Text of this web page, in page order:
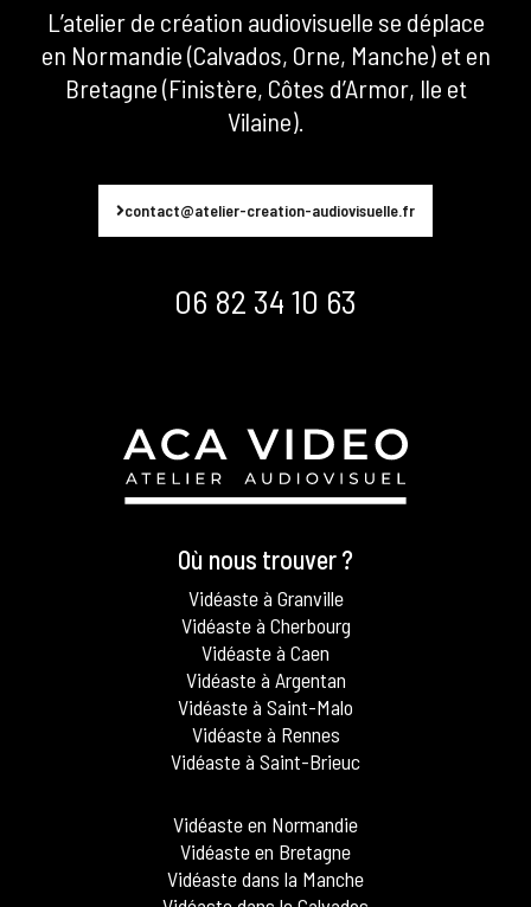
L’atelier de création audiovisuelle se déplace
en Normandie (Calvados, Orne, Manche) et en
Bretagne (Finistère, Côtes d’Armor, Ile et
Vilaine).
contact@atelier-creation-audiovisuelle.fr
06 82 34 10 63
Où nous trouver ?
Vidéaste à Granville
Vidéaste à Cherbourg
Vidéaste à Caen
Vidéaste à Argentan
Vidéaste à Saint-Malo
Vidéaste à Rennes
Vidéaste à Saint-Brieuc
Vidéaste en Normandie
Vidéaste en Bretagne
Vidéaste dans la Manche